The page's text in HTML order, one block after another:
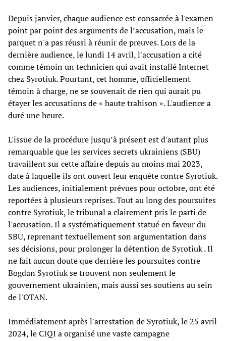
Depuis janvier, chaque audience est consacrée à l'examen
point par point des arguments de l’accusation, mais le
parquet n'a pas réussi à réunir de preuves. Lors de la
dernière audience, le lundi 14 avril, l'accusation a cité
comme témoin un technicien qui avait installé Internet
chez Syrotiuk. Pourtant, cet homme, officiellement
témoin à charge, ne se souvenait de rien qui aurait pu
étayer les accusations de « haute trahison ». L'audience a
duré une heure.
L'issue de la procédure jusqu’à présent est d'autant plus
remarquable que les services secrets ukrainiens (SBU)
travaillent sur cette affaire depuis au moins mai 2023,
date à laquelle ils ont ouvert leur enquête contre Syrotiuk.
Les audiences, initialement prévues pour octobre, ont été
reportées à plusieurs reprises. Tout au long des poursuites
contre Syrotiuk, le tribunal a clairement pris le parti de
l'accusation. Il a systématiquement statué en faveur du
SBU, reprenant textuellement son argumentation dans
ses décisions, pour prolonger la détention de Syrotiuk . Il
ne fait aucun doute que derrière les poursuites contre
Bogdan Syrotiuk se trouvent non seulement le
gouvernement ukrainien, mais aussi ses soutiens au sein
de l'OTAN.
Immédiatement après l'arrestation de Syrotiuk, le 25 avril
2024, le CIQI a organisé une vaste campagne